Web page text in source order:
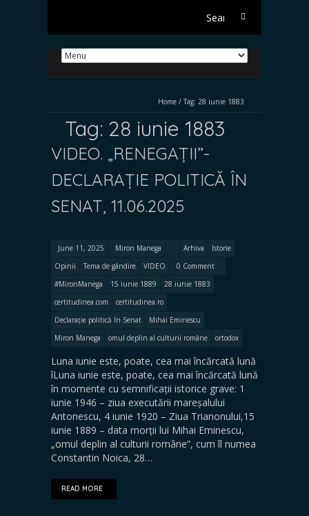
Search
Home / Tag: 28 iunie 1883
Tag: 28 iunie 1883
VIDEO. „RENEGAȚII”-
DECLARAȚIE POLITICĂ ÎN
SENAT, 11.06.2025
June 11, 2025 Miron Manega Arhiva
Istorie
Opinii
Tema de gândire VIDEO
0 Comment
#MironManega
15 iunie 1889
28 iunie 1883
certitudinea.com
certitudinea.ro
Declarație politică în Senat
Mihai Eminescu
Miron Manega
omul deplin al culturii române ortodox
Luna iunie este, poate, cea mai încărcată lună
îLuna iunie este, poate, cea mai încărcată lună
în momente cu semnificații istorice grave: 1
iunie 1946 – ziua executării mareșalului
Antonescu, 4 iunie 1920 – Ziua Trianonului,15
iunie 1889 – data morții lui Mihai Eminescu,
„omul deplin al culturii române”, cum îl numea
Constantin Noica, 28…
READ MORE